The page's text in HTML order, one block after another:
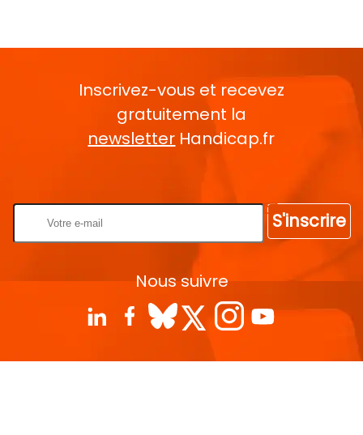
Inscrivez-vous et recevez
gratuitement la
newsletter Handicap.fr
S'inscrire
Nous suivre